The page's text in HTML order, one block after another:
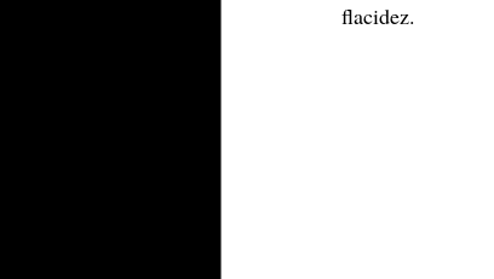
flacidez.